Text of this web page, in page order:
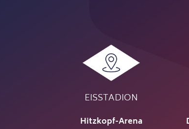
EISSTADION
Hitzkopf-Arena